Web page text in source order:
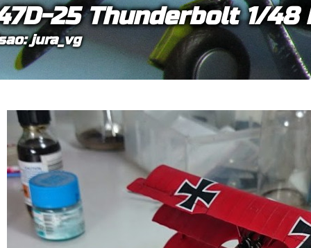
25 Thunderbolt 1/48
jura_vg